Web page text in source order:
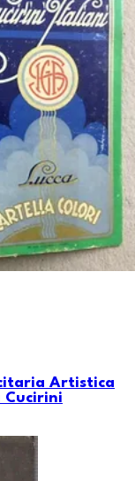
Artistica
Cucirini